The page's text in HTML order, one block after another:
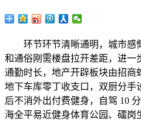
环节环节清晰通明，城市感
和通俗刚需楼盘拉开差距，进一
通勤时长，地产开辟板块由招商
地下车库零丁收支口，双厨分手
后不消外出付费健身，自驾 10
海全平易近健身体育公园、礌